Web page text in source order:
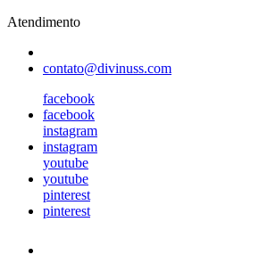
Atendimento
contato@divinuss.com
facebook
facebook
instagram
instagram
youtube
youtube
pinterest
pinterest